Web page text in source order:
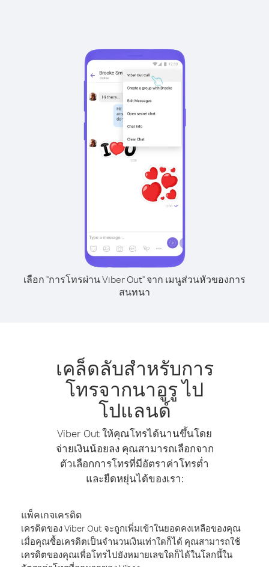
เลือก "การโทรผ่าน Viber Out" จาก เมนูส่วนหัวของการ
สนทนา
เคล็ดลับสำหรับการ
โทรจากนาอูรู ไป
โปแลนด์
Viber Out ให้คุณโทรได้นานขึ้นโดย
จ่ายเงินน้อยลง คุณสามารถเลือกจาก
ตัวเลือกการโทรที่มีอัตราค่าโทรต่ำ
และยืดหยุ่นได้ของเรา:
แพ็คเกจเครดิต
เครดิตของ Viber Out จะถูกเพิ่มเข้าในยอดคงเหลือของคุณ
เมื่อคุณซื้อเครดิตเป็นจำนวนเงินเท่าใดก็ได้ คุณสามารถใช้
เครดิตของคุณเพื่อโทรไปยังหมายเลขใดก็ได้ในโลกนี้ใน